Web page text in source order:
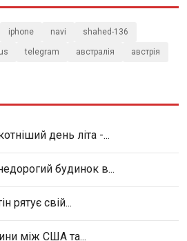
iphone navi shahed-136
telegram австралія австрія
день літа -...
будинок в...
рятує свій...
між США та...